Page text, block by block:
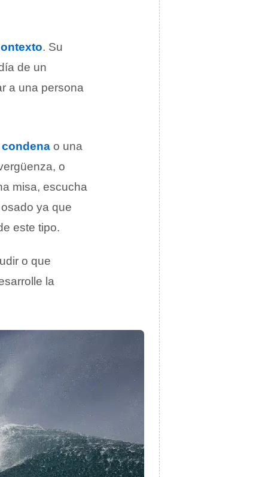
. Su
de un
a una persona
condena o una
o
misa, escucha
ya que
este tipo.
o que
la